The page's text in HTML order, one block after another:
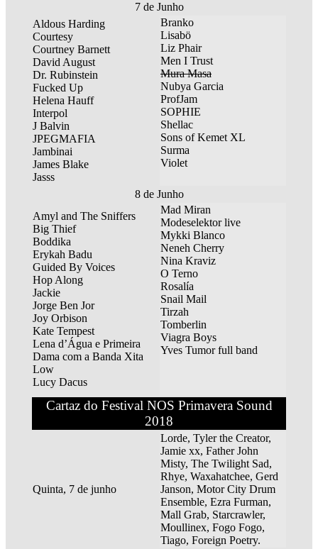
7 de Junho
Aldous Harding
Courtesy
Courtney Barnett
David August
Dr. Rubinstein
Fucked Up
Helena Hauff
Interpol
J Balvin
JPEGMAFIA
Jambinai
James Blake
Jasss
Branko
Lisabö
Liz Phair
Men I Trust
Mura Masa
Nubya Garcia
ProfJam
SOPHIE
Shellac
Sons of Kemet XL
Surma
Violet
8 de Junho
Amyl and The Sniffers
Big Thief
Boddika
Erykah Badu
Guided By Voices
Hop Along
Jackie
Jorge Ben Jor
Joy Orbison
Kate Tempest
Lena d’Água e Primeira
Dama com a Banda Xita
Low
Lucy Dacus
Mad Miran
Modeselektor live
Mykki Blanco
Neneh Cherry
Nina Kraviz
O Terno
Rosalía
Snail Mail
Tirzah
Tomberlin
Viagra Boys
Yves Tumor full band
Cartaz do Festival NOS Primavera Sound
2018
Quinta, 7 de junho
Lorde, Tyler the Creator,
Jamie xx, Father John
Misty, The Twilight Sad,
Rhye, Waxahatchee, Gerd
Janson, Motor City Drum
Ensemble, Ezra Furman,
Mall Grab, Starcrawler,
Moullinex, Fogo Fogo,
Tiago, Foreign Poetry.